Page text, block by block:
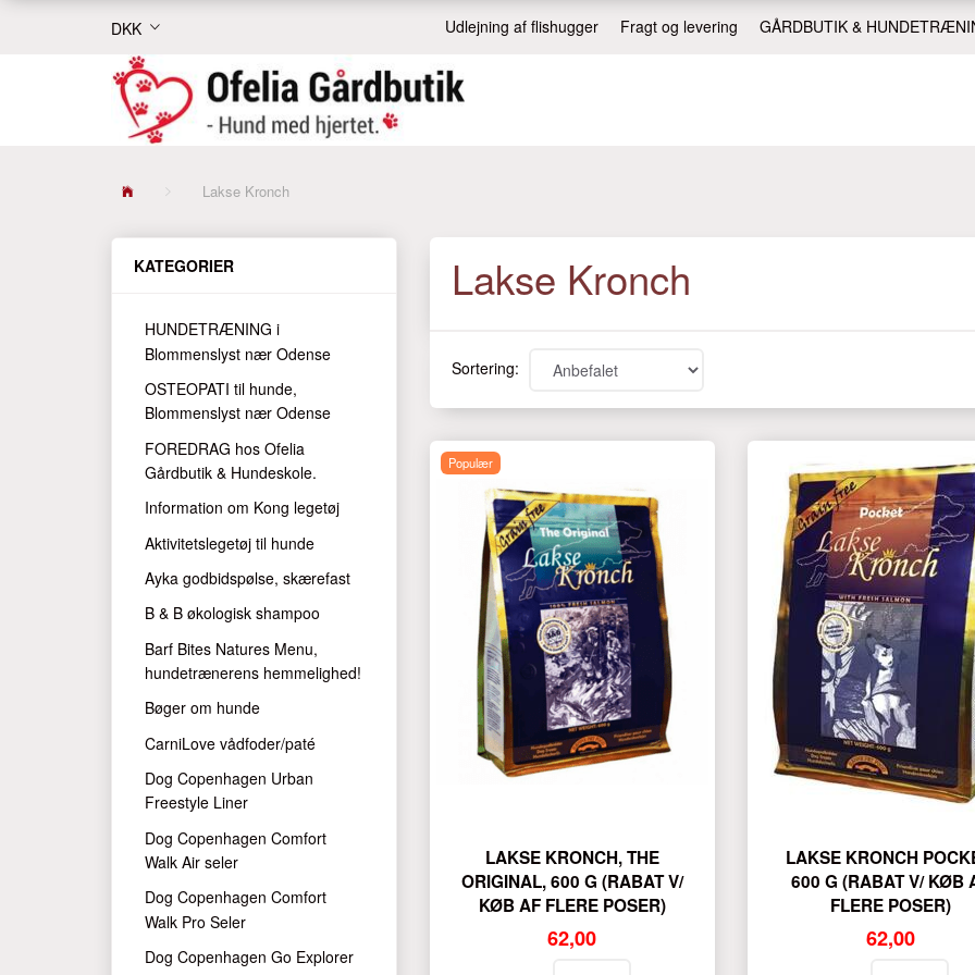
DKK GÅRDBUTIK &
Fragt og levering
Udlejning af flishugger
Lakse Kronch
KATEGORIER
HUNDETRÆNING i
Blommenslyst nær Odense
OSTEOPATI til hunde,
Blommenslyst nær Odense
FOREDRAG hos Ofelia
Gårdbutik & Hundeskole.
Information om Kong legetøj
Aktivitetslegetøj til hunde
Ayka godbidspølse, skærefast
B & B økologisk shampoo
Barf Bites Natures Menu,
hundetrænerens hemmelighed!
Bøger om hunde
CarniLove vådfoder/paté
Dog Copenhagen Urban
Freestyle Liner
Dog Copenhagen Comfort
Walk Air seler
Dog Copenhagen Comfort
Walk Pro Seler
Dog Copenhagen Go Explorer
Lakse Kronch
Sortering:
Populær
LAKSE KRONCH, THE
ORIGINAL, 600 G (RABAT V/
KØB AF FLERE POSER)
62,00
LAKSE KRONCH
600 G (RABAT V/ KØB
FLERE POSER)
62,00